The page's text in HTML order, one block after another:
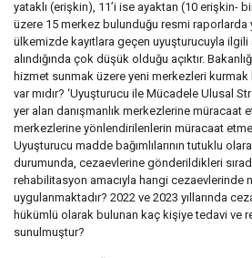
yataklı (erişkin), 11’i ise ayaktan (10 erişkin-
üzere 15 merkez bulunduğu resmi raporlarda
ülkemizde kayıtlara geçen uyuşturucuyla ilgili
alındığında çok düşük olduğu açıktır.
hizmet sunmak üzere yeni merkezleri kurmak
var mıdır? ‘Uyuşturucu ile Mücadele Ulusal
yer alan danışmanlık merkezlerine müracaat
merkezlerine yönlendirilenlerin müracaat etme
Uyuşturucu madde bağımlılarının tutuklu
durumunda, cezaevlerine gönderildikleri
rehabilitasyon amacıyla hangi cezaevlerinde
uygulanmaktadır? 2022 ve 2023 yıllarında
hükümlü olarak bulunan kaç kişiye tedavi ve
sunulmuştur?